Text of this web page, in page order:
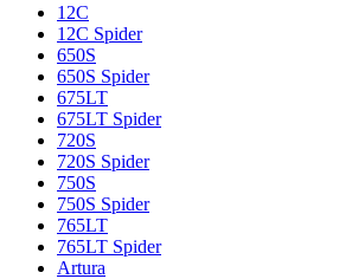
12C
12C Spider
650S
650S Spider
675LT
675LT Spider
720S
720S Spider
750S
750S Spider
765LT
765LT Spider
Artura